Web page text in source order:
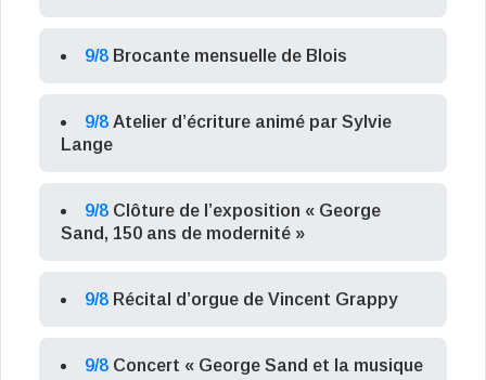
9/8 Brocante mensuelle de Blois
9/8 Atelier d’écriture animé par Sylvie
Lange
9/8 Clôture de l’exposition « George
Sand, 150 ans de modernité »
9/8 Récital d’orgue de Vincent Grappy
9/8 Concert « George Sand et la musique